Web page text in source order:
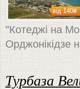
від140₴
"Котеджі на
Орджонікідзе
Турбаза